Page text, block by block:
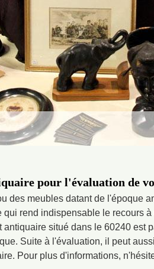
pour l'évaluation de
des meubles datant de l'époque
rend indispensable le recours
situé dans le 60240 est
Suite à l'évaluation, il peut
Pour plus d'informations,